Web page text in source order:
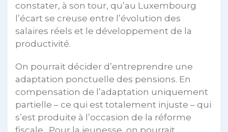
constater, à son tour, qu’au Luxembourg
l’écart se creuse entre l’évolution des
salaires réels et le développement de la
productivité.
On pourrait décider d’entreprendre une
adaptation ponctuelle des pensions. En
compensation de l’adaptation uniquement
partielle – ce qui est totalement injuste – qui
s’est produite à l’occasion de la réforme
fiscale. Pour la jeunesse, on pourrait